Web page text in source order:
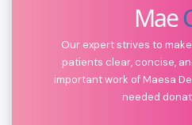
Mae
Our expert strives to
patients clear, concise,
important work of Maesa
needed